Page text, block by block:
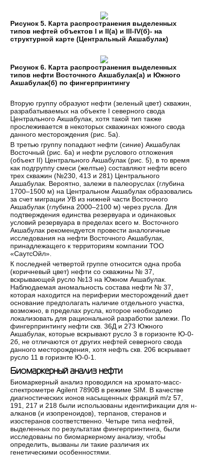
Рисунок 5. Карта распространения выделенных
типов нефтей объектов I и II(а) и III-IV(б)- на
структурной карте (Центральный Акшабулак)
Рисунок 6. Карта распространения выделенных
типов нефти Восточного Акшабулак(а) и Южного
Акшабулак(б) по фингерпринтингу
Вторую группу образуют нефти (зеленый цвет) скважин,
разрабатываемых на объекте I северного свода
Центрального Акшабулак, хотя такой тип также
прослеживается в некоторых скважинах южного свода
данного месторождения (рис. 5а).
В третью группу попадают нефти (синие) Акшабулак
Восточный (рис. 6а) и нефти руслового отложения
(объект II) Центрального Акшабулак (рис. 5), в то время
как подгруппу смеси (желтые) составляют нефти всего
трех скважин (№230, 413 и 281) Центрального
Акшабулак. Вероятно, залежи в палеоруслах (глубина
1700–1500 м) на Центральном Акшабулак образовались
за счет миграции УВ из нижней части Восточного
Акшабулак (глубина 2000–2100 м) через русла. Для
подтверждения единства резервуара и одинаковых
условий резервуара в пределах всего м. Восточного
Акшабулак рекомендуется провести аналогичные
исследования на нефти Восточного Акшабулак,
принадлежащего к территориям компании ТОО
«СаутсОйл».
К последней четвертой группе относится одна проба
(коричневый цвет) нефти со скважины № 37,
вскрывающей русло №13 на Южном Акшабулак.
Наблюдаемая аномальность состава нефти № 37,
которая находится на периферии месторождений дает
основание предполагать наличие отдельного участка,
возможно, в пределах русла, которое необходимо
локализовать для рациональной разработки залежи. По
фингерпринтингу нефти скв. 36Д и 273 Южного
Акшабулак, которые вскрывают русло 3 в горизонте Ю-0-
2б, не отличаются от других нефтей северного свода
данного месторождения, хотя нефть скв. 206 вскрывает
русло 11 в горизнте Ю-0-1.
Биомаркерный анализ нефти
Биомаркерный анализ проводился на хромато-масс-
спектрометре Agilent 7890B в режиме SIM. В качестве
диагностических ионов насыщенных фракций m/z 57,
191, 217 и 218 были использованы идентификации для н-
алканов (и изопреноидов), терпанов, стеранов и
изостеранов соответственно. Четыре типа нефтей,
выделенных по результатам фингерпринтинга, были
исследованы по биомаркерному анализу, чтобы
определить, вызваны ли такие различия их
генетическими особенностями.